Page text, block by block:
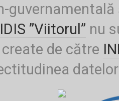
IDIS ”Viitorul” nu
de către